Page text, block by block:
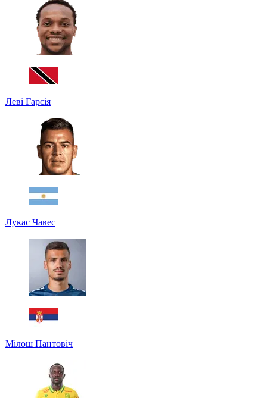
Леві Гарсія
Лукас Чавес
Мілош Пантовіч